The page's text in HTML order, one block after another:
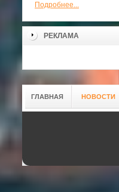
Подробнее...
РЕКЛАМА
ГЛАВНАЯ НОВОСТИ